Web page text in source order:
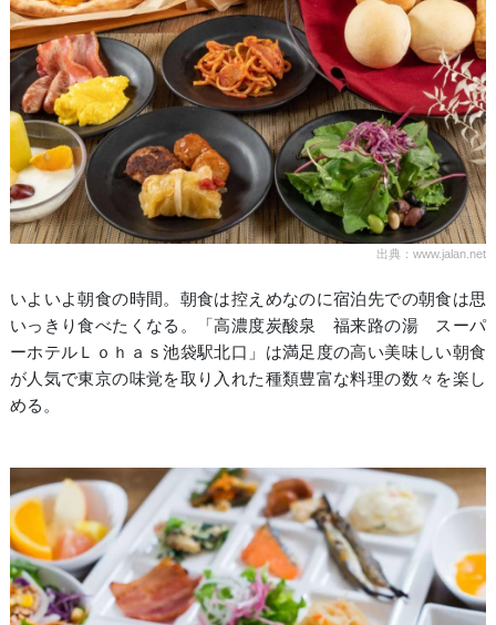
出典：www.jalan.net
いよいよ朝食の時間。朝食は控えめなのに宿泊先での朝食は思
いっきり食べたくなる。「高濃度炭酸泉 福来路の湯 スーパ
ーホテルＬｏｈａｓ池袋駅北口」は満足度の高い美味しい朝食
が人気で東京の味覚を取り入れた種類豊富な料理の数々を楽し
める。